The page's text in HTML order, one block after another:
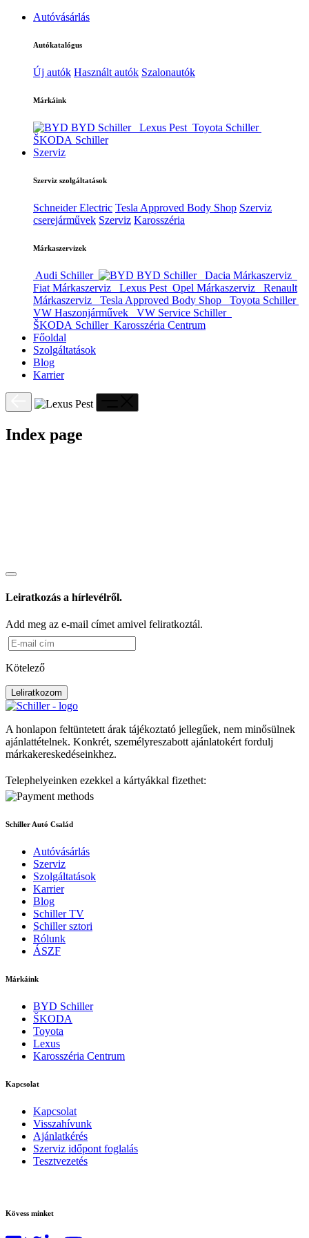
Autóvásárlás
Autókatalógus
Új autók Használt autók Szalonautók
Márkáink
BYD Schiller Lexus Pest Toyota Schiller
ŠKODA Schiller
Szerviz
Szerviz szolgáltatások
Schneider Electric Tesla Approved Body Shop Szerviz
cserejárművek Szerviz Karosszéria
Márkaszervizek
Audi Schiller BYD Schiller
Dacia Márkaszerviz
Fiat Márkaszerviz
Lexus Pest Opel Márkaszerviz
Renault
Márkaszerviz
Tesla Approved Body Shop
Toyota Schiller
VW Haszonjárművek
VW Service Schiller
ŠKODA Schiller Karosszéria Centrum
Főoldal
Szolgáltatások
Blog
Karrier
Index page
Leiratkozás a hírlevélről.
Add meg az e-mail címet amivel feliratkoztál.
Kötelező
Leliratkozom
A honlapon feltüntetett árak tájékoztató jellegűek, nem minősülnek
ajánlattételnek. Konkrét, személyreszabott ajánlatokért fordulj
márkakereskedéseinkhez.
Telephelyeinken ezekkel a kártyákkal fizethet:
Schiller Autó Család
Autóvásárlás
Szerviz
Szolgáltatások
Karrier
Blog
Schiller TV
Schiller sztori
Rólunk
ÁSZF
Márkáink
BYD Schiller
ŠKODA
Toyota
Lexus
Karosszéria Centrum
Kapcsolat
Kapcsolat
Visszahívunk
Ajánlatkérés
Szerviz időpont foglalás
Tesztvezetés
Kövess minket